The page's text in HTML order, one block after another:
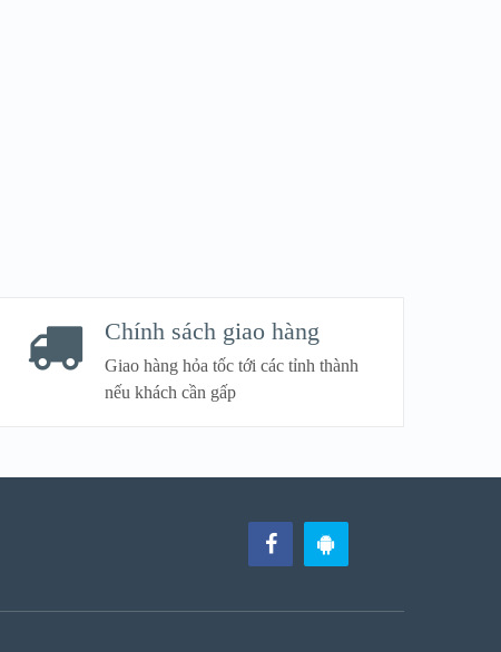
Chính sách giao hàng
Giao hàng hỏa tốc tới các tỉnh thành
nếu khách cần gấp